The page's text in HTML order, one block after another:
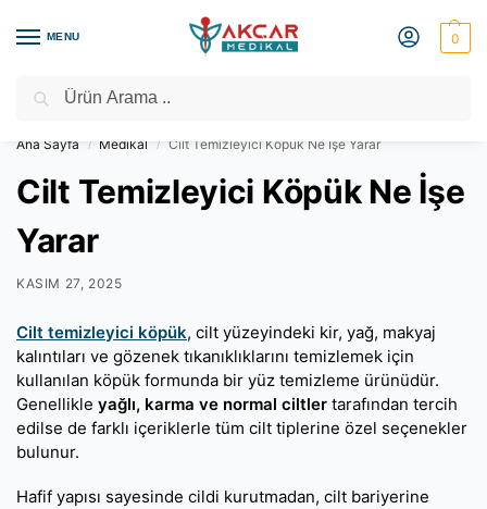
MENU 0
Medikal Market – Medikal Ürünler
Ana Sayfa / Medikal / Cilt Temizleyici Köpük Ne İşe Yarar
Cilt Temizleyici Köpük Ne İşe
Yarar
KASIM 27, 2025
Cilt temizleyici köpük, cilt yüzeyindeki kir, yağ, makyaj
kalıntıları ve gözenek tıkanıklıklarını temizlemek için
kullanılan köpük formunda bir yüz temizleme ürünüdür.
Genellikle yağlı, karma ve normal ciltler tarafından tercih
edilse de farklı içeriklerle tüm cilt tiplerine özel seçenekler
bulunur.
Hafif yapısı sayesinde cildi kurutmadan, cilt bariyerine